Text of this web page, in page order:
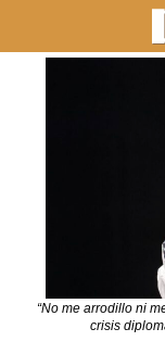
“No me arrodillo ni
crisis